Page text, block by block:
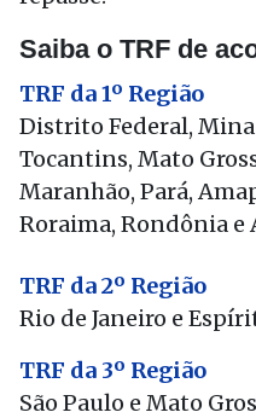
Saiba o TRF de
TRF da 1º Região
Distrito Federal,
Tocantins, Mato
Maranhão, Pará,
Roraima, Rondônia e
TRF da 2º Região
Rio de Janeiro e
TRF da 3º Região
São Paulo e Mato